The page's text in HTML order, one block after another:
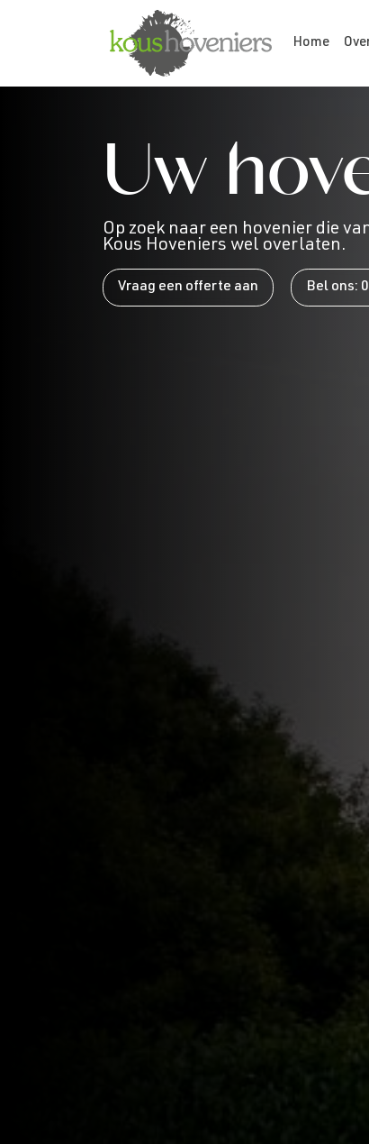
Home
Uw
Op zoek naar een hovenier die
Kous Hoveniers wel overlaten.
Vraag een offerte aan Bel ons: